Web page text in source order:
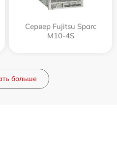
Сервер Fujitsu Sparc
M10-4S
больше